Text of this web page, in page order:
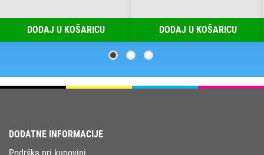
DODAJ U KOŠARICU DODAJ U KOŠARICU
DODATNE INFORMACIJE